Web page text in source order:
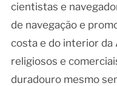
cientistas e
de navegação e
costa e do interior da
religiosos e
duradouro mesmo